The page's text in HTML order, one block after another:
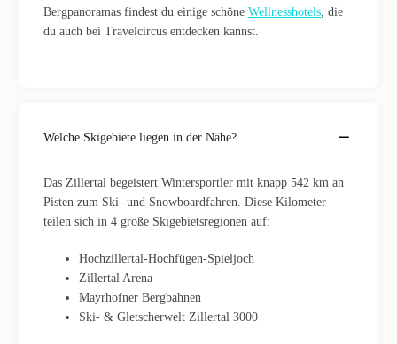
Bergpanoramas findest du einige schöne Wellnesshotels, die
du auch bei Travelcircus entdecken kannst.
Welche Skigebiete liegen in der Nähe?
Das Zillertal begeistert Wintersportler mit knapp 542 km an
Pisten zum Ski- und Snowboardfahren. Diese Kilometer
teilen sich in 4 große Skigebietsregionen auf:
Hochzillertal-Hochfügen-Spieljoch
Zillertal Arena
Mayrhofner Bergbahnen
Ski- & Gletscherwelt Zillertal 3000